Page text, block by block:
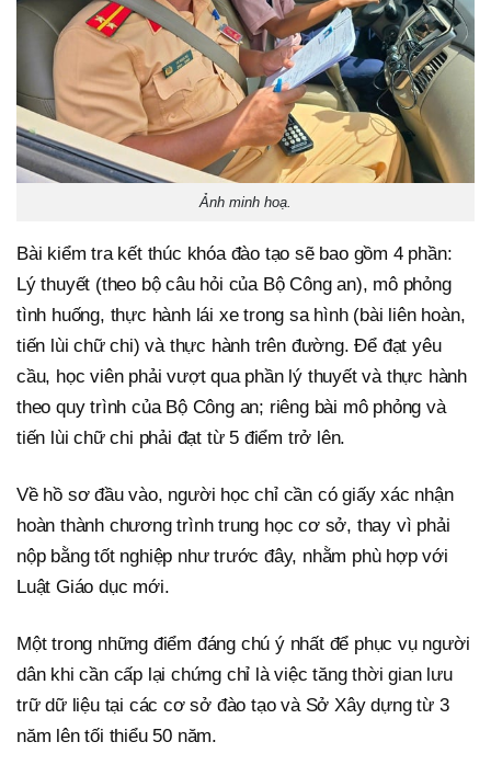
Ảnh minh hoạ.
Bài kiểm tra kết thúc khóa đào tạo sẽ bao gồm 4 phần:
Lý thuyết (theo bộ câu hỏi của Bộ Công an), mô phỏng
tình huống, thực hành lái xe trong sa hình (bài liên hoàn,
tiến lùi chữ chi) và thực hành trên đường. Để đạt yêu
cầu, học viên phải vượt qua phần lý thuyết và thực hành
theo quy trình của Bộ Công an; riêng bài mô phỏng và
tiến lùi chữ chi phải đạt từ 5 điểm trở lên.
Về hồ sơ đầu vào, người học chỉ cần có giấy xác nhận
hoàn thành chương trình trung học cơ sở, thay vì phải
nộp bằng tốt nghiệp như trước đây, nhằm phù hợp với
Luật Giáo dục mới.
Một trong những điểm đáng chú ý nhất để phục vụ người
dân khi cần cấp lại chứng chỉ là việc tăng thời gian lưu
trữ dữ liệu tại các cơ sở đào tạo và Sở Xây dựng từ 3
năm lên tối thiểu 50 năm.